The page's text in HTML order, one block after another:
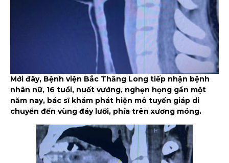
Mới đây, Bệnh viện Bắc Thăng Long tiếp nhận bệnh
nhân nữ, 16 tuổi, nuốt vướng, nghẹn họng gần một
năm nay, bác sĩ khám phát hiện mô tuyến giáp di
chuyển đến vùng đáy lưỡi, phía trên xương móng.